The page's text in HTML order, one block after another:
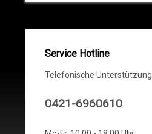
Service Hotline
Telefonische
0421-6960610